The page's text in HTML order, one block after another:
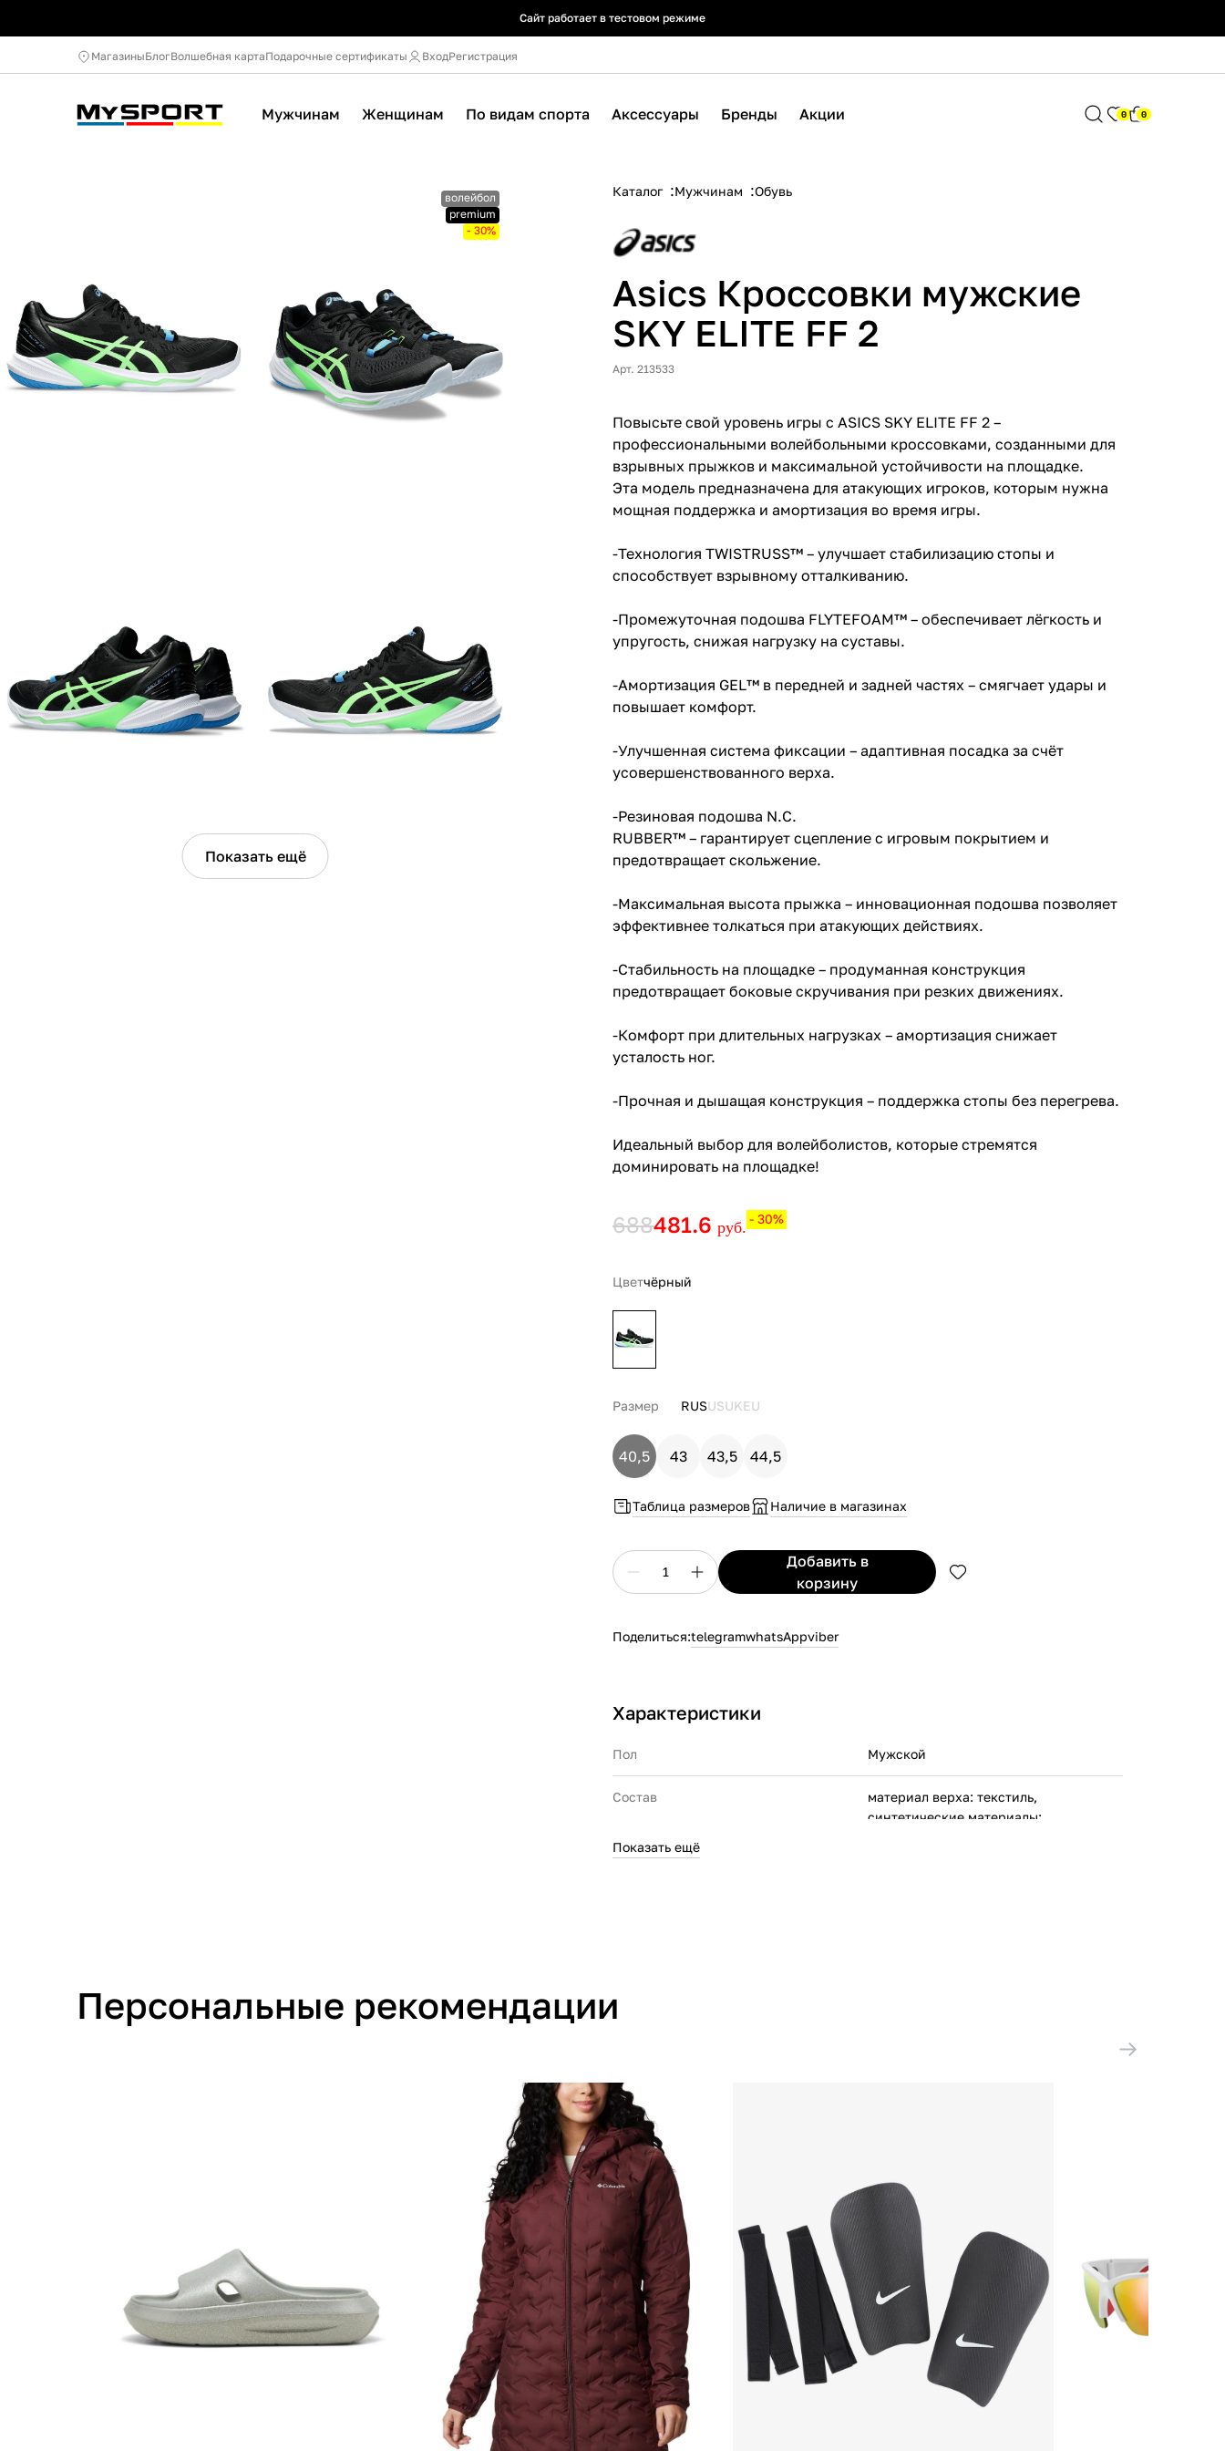
Сайт работает в тестовом режиме
Сайт работает в тестовом режиме
Сайт работает в тестовом режиме
МагазиныБлогВолшебная картаПодарочные сертификаты ВходРегистрация
Мужчинам Женщинам По видам спорта Аксессуары Бренды Акции 0 0
волейбол
premium
- 30%
Показать ещё
Каталог Мужчинам Обувь
Asics Кроссовки мужские
SKY ELITE FF 2
Арт. 213533
Повысьте свой уровень игры с ASICS SKY ELITE FF 2 –
профессиональными волейбольными кроссовками, созданными для
взрывных прыжков и максимальной устойчивости на площадке.
Эта модель предназначена для атакующих игроков, которым нужна
мощная поддержка и амортизация во время игры.
-Технология TWISTRUSS™ – улучшает стабилизацию стопы и
способствует взрывному отталкиванию.
-Промежуточная подошва FLYTEFOAM™ – обеспечивает лёгкость и
упругость, снижая нагрузку на суставы.
-Амортизация GEL™ в передней и задней частях – смягчает удары и
повышает комфорт.
-Улучшенная система фиксации – адаптивная посадка за счёт
усовершенствованного верха.
-Резиновая подошва N.C.
RUBBER™ – гарантирует сцепление с игровым покрытием и
предотвращает скольжение.
-Максимальная высота прыжка – инновационная подошва позволяет
эффективнее толкаться при атакующих действиях.
-Стабильность на площадке – продуманная конструкция
предотвращает боковые скручивания при резких движениях.
-Комфорт при длительных нагрузках – амортизация снижает
усталость ног.
-Прочная и дышащая конструкция – поддержка стопы без перегрева.
Идеальный выбор для волейболистов, которые стремятся
доминировать на площадке!
688481.6 руб. - 30%
Цветчёрный
Размер RUSUSUKEU
40,5 43 43,5 44,5
Таблица размеров Наличие в магазинах
1
Добавитьв
корзину
Поделиться:telegramwhatsAppviber
Характеристики
Пол Мужской
Состав
материал верха: текстиль,
синтетические материалы;
Артикул производителя
Показать ещё
Персональные рекомендации